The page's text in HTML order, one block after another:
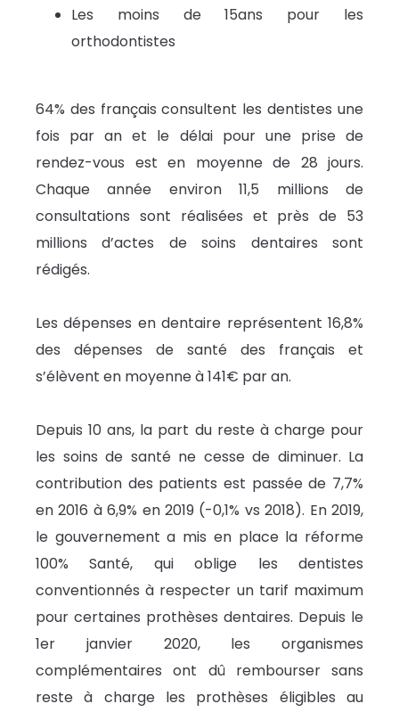
Les moins de 15ans pour les
orthodontistes
64% des français consultent les dentistes une
fois par an et le délai pour une prise de
rendez-vous est en moyenne de 28 jours.
Chaque année environ 11,5 millions de
consultations sont réalisées et près de 53
millions d’actes de soins dentaires sont
rédigés.
Les dépenses en dentaire représentent 16,8%
des dépenses de santé des français et
s’élèvent en moyenne à 141€ par an.
Depuis 10 ans, la part du reste à charge pour
les soins de santé ne cesse de diminuer. La
contribution des patients est passée de 7,7%
en 2016 à 6,9% en 2019 (-0,1% vs 2018). En 2019,
le gouvernement a mis en place la réforme
100% Santé, qui oblige les dentistes
conventionnés à respecter un tarif maximum
pour certaines prothèses dentaires. Depuis le
1er janvier 2020, les organismes
complémentaires ont dû rembourser sans
reste à charge les prothèses éligibles au